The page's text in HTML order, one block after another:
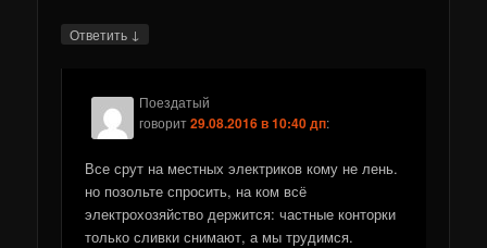
Ответить ↓
Поездатый
говорит29.08.2016 в 10:40 дп:
Все срут на местных электриков кому не лень.
но позольте спросить, на ком всё
электрохозяйство держится: частные конторки
только сливки снимают, а мы трудимся.